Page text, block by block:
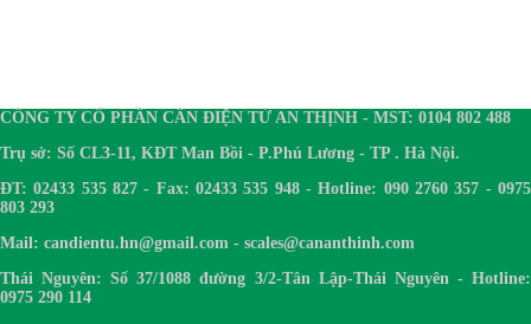
CÔNG TY CỔ PHẦN CÂN ĐIỆN TỬ AN THỊNH - MST: 0104 802 488
Trụ sở: Số CL3-11, KĐT Man Bồi - P.Phú Lương - TP . Hà Nội.
ĐT: 02433 535 827 - Fax: 02433 535 948 - Hotline: 090 2760 357 - 0975
803 293
Mail: candientu.hn@gmail.com - scales@cananthinh.com
Thái Nguyên: Số 37/1088 đường 3/2-Tân Lập-Thái Nguyên - Hotline:
0975 290 114